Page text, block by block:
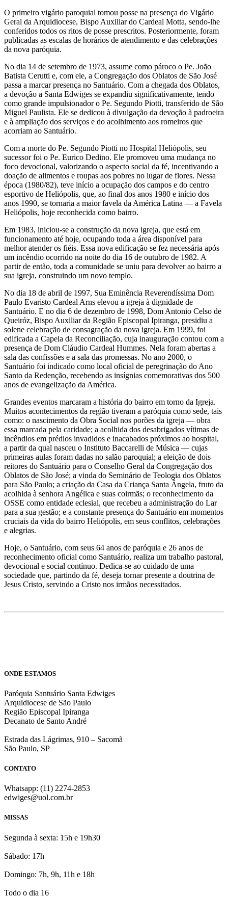
O primeiro vigário paroquial tomou posse na presença do Vigário
Geral da Arquidiocese, Bispo Auxiliar do Cardeal Motta, sendo-lhe
conferidos todos os ritos de posse prescritos. Posteriormente, foram
publicadas as escalas de horários de atendimento e das celebrações
da nova paróquia.
No dia 14 de setembro de 1973, assume como pároco o Pe. João
Batista Cerutti e, com ele, a Congregação dos Oblatos de São José
passa a marcar presença no Santuário. Com a chegada dos Oblatos,
a devoção a Santa Edwiges se expandiu significativamente, tendo
como grande impulsionador o Pe. Segundo Piotti, transferido de São
Miguel Paulista. Ele se dedicou à divulgação da devoção à padroeira
e à ampliação dos serviços e do acolhimento aos romeiros que
acorriam ao Santuário.
Com a morte do Pe. Segundo Piotti no Hospital Heliópolis, seu
sucessor foi o Pe. Eurico Dedino. Ele promoveu uma mudança no
foco devocional, valorizando o aspecto social da fé, incentivando a
doação de alimentos e roupas aos pobres no lugar de flores. Nessa
época (1980/82), teve início a ocupação dos campos e do centro
esportivo de Heliópolis, que, ao final dos anos 1980 e início dos
anos 1990, se tornaria a maior favela da América Latina — a Favela
Heliópolis, hoje reconhecida como bairro.
Em 1983, iniciou-se a construção da nova igreja, que está em
funcionamento até hoje, ocupando toda a área disponível para
melhor atender os fiéis. Essa nova edificação se fez necessária após
um incêndio ocorrido na noite do dia 16 de outubro de 1982. A
partir de então, toda a comunidade se uniu para devolver ao bairro a
sua igreja, construindo um novo templo.
No dia 18 de abril de 1997, Sua Eminência Reverendíssima Dom
Paulo Evaristo Cardeal Arns elevou a igreja à dignidade de
Santuário. E no dia 6 de dezembro de 1998, Dom Antonio Celso de
Queiróz, Bispo Auxiliar da Região Episcopal Ipiranga, presidiu a
solene celebração de consagração da nova igreja. Em 1999, foi
edificada a Capela da Reconciliação, cuja inauguração contou com a
presença de Dom Cláudio Cardeal Hummes. Nela foram abertas a
sala das confissões e a sala das promessas. No ano 2000, o
Santuário foi indicado como local oficial de peregrinação do Ano
Santo da Redenção, recebendo as insígnias comemorativas dos 500
anos de evangelização da América.
Grandes eventos marcaram a história do bairro em torno da Igreja.
Muitos acontecimentos da região tiveram a paróquia como sede, tais
como: o nascimento da Obra Social nos porões da igreja — obra
essa marcada pela caridade; a acolhida dos desabrigados vítimas de
incêndios em prédios invadidos e inacabados próximos ao hospital,
a partir da qual nasceu o Instituto Baccarelli de Música — cujas
primeiras aulas foram dadas no salão paroquial; a eleição de dois
reitores do Santuário para o Conselho Geral da Congregação dos
Oblatos de São José; a vinda do Seminário de Teologia dos Oblatos
para São Paulo; a criação da Casa da Criança Santa Ângela, fruto da
acolhida à senhora Angélica e suas coirmãs; o reconhecimento da
OSSE como entidade eclesial, que recebeu a administração do Lar
para a sua gestão; e a constante presença do Santuário em momentos
cruciais da vida do bairro Heliópolis, em seus conflitos, celebrações
e alegrias.
Hoje, o Santuário, com seus 64 anos de paróquia e 26 anos de
reconhecimento oficial como Santuário, realiza um trabalho pastoral,
devocional e social contínuo. Dedica-se ao cuidado de uma
sociedade que, partindo da fé, deseja tornar presente a doutrina de
Jesus Cristo, servindo a Cristo nos irmãos necessitados.
ONDE ESTAMOS
Paróquia Santuário Santa Edwiges
Arquidiocese de São Paulo
Região Episcopal Ipiranga
Decanato de Santo André
Estrada das Lágrimas, 910 – Sacomã
São Paulo, SP
CONTATO
Whatsapp: (11) 2274-2853
edwiges@uol.com.br
MISSAS
Segunda à sexta: 15h e 19h30
Sábado: 17h
Domingo: 7h, 9h, 11h e 18h
Todo o dia 16